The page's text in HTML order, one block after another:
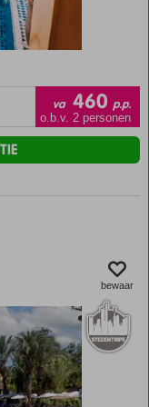
va 460 p.p.
o.b.v. 2 personen
bewaar